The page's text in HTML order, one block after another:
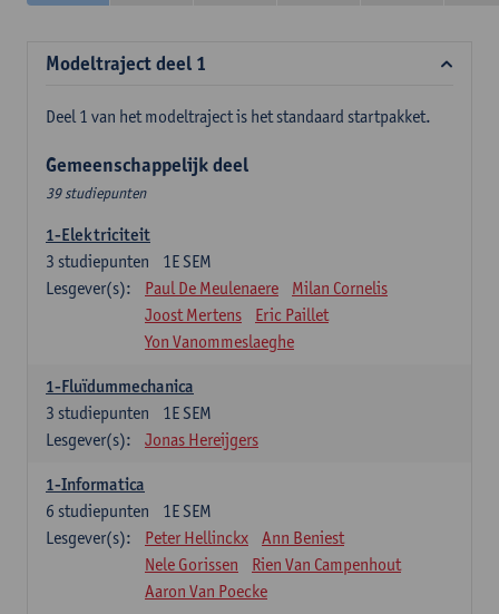
Modeltraject deel 1
Deel 1 van het modeltraject is het standaard startpakket.
Gemeenschappelijk deel
39 studiepunten
1-Elektriciteit
1E SEM
3 studiepunten
Lesgever(s):
Paul De Meulenaere
Milan Cornelis
Joost Mertens
Eric Paillet
Yon Vanommeslaeghe
1-Fluïdummechanica
1E SEM
3 studiepunten
Lesgever(s):
Jonas Hereijgers
1-Informatica
1E SEM
6 studiepunten
Lesgever(s):
Peter Hellinckx
Ann Beniest
Nele Gorissen
Rien Van Campenhout
Aaron Van Poecke